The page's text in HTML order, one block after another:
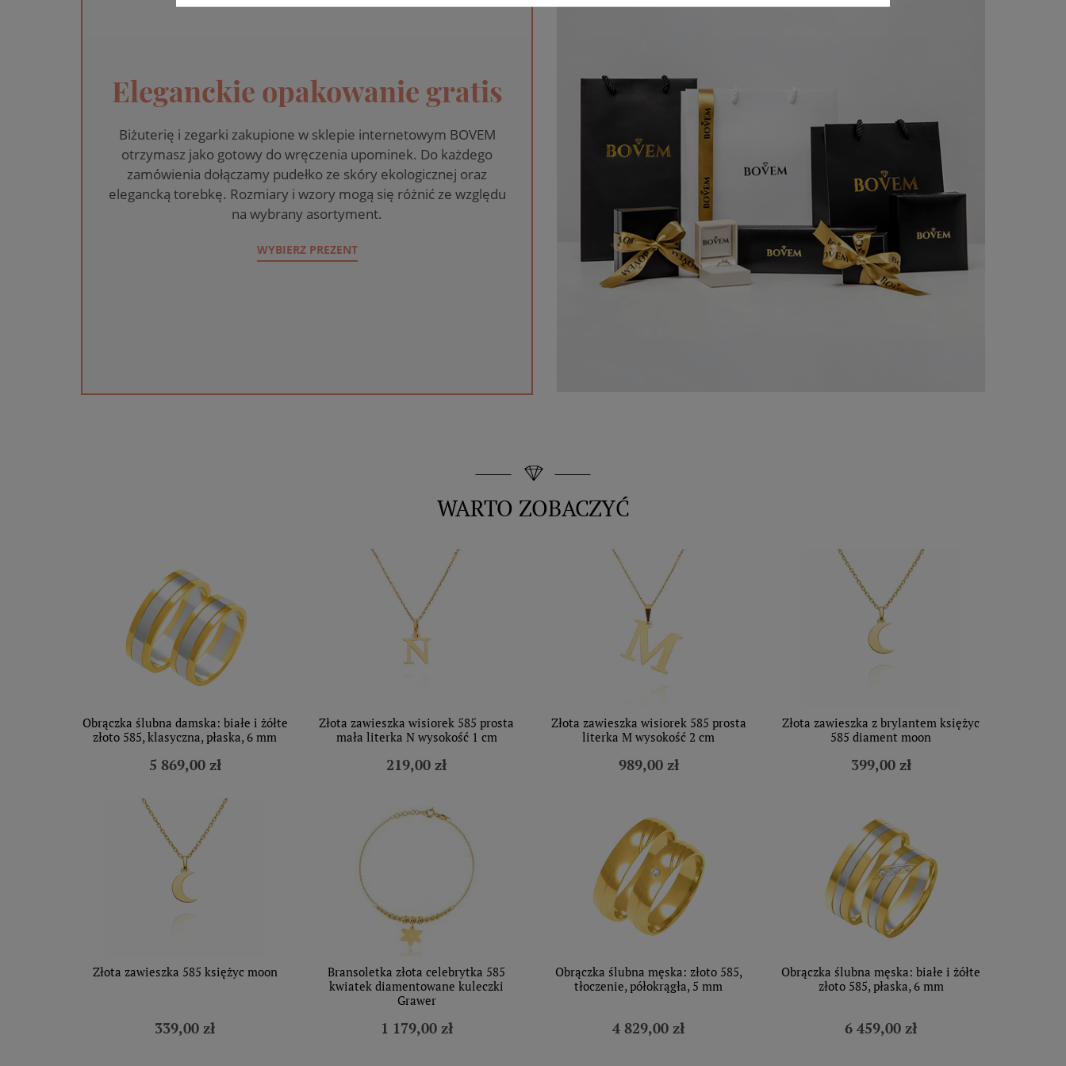
Eleganckie opakowanie gratis
Biżuterię i zegarki zakupione w sklepie internetowym BOVEM
otrzymasz jako gotowy do wręczenia upominek. Do każdego
zamówienia dołączamy pudełko ze skóry ekologicznej oraz
elegancką torebkę. Rozmiary i wzory mogą się różnić ze względu
na wybrany asortyment.
WYBIERZ PREZENT
WARTO ZOBACZYĆ
Obrączka ślubna damska: białe i żółte
złoto 585, klasyczna, płaska, 6 mm
5 869,00 zł
Złota zawieszka wisiorek 585 prosta
mała literka N wysokość 1 cm
219,00 zł
Złota zawieszka wisiorek 585 prosta
literka M wysokość 2 cm
989,00 zł
Złota zawieszka z brylantem księżyc
585 diament moon
399,00 zł
Złota zawieszka 585 księżyc moon
339,00 zł
Bransoletka złota celebrytka 585
kwiatek diamentowane kuleczki
Grawer
1 179,00 zł
Obrączka ślubna męska: złoto 585,
tłoczenie, półokrągła, 5 mm
4 829,00 zł
Obrączka ślubna męska: białe i żółte
złoto 585, płaska, 6 mm
6 459,00 zł